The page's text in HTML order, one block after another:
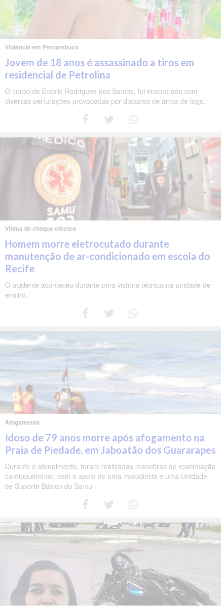
Violência em Pernambuco
Jovem de 18 anos é assassinado a tiros em
residencial de Petrolina
O corpo de Ercolis Rodrigues dos Santos, foi encontrado com
diversas perfurações provocadas por disparos de arma de fogo.
Vítima de choque elétrico
Homem morre eletrocutado durante
manutenção de ar-condicionado em escola do
Recife
O acidente aconteceu durante uma vistoria técnica na unidade de
ensino.
Afogamento
Idoso de 79 anos morre após afogamento na
Praia de Piedade, em Jaboatão dos Guararapes
Durante o atendimento, foram realizadas manobras de reanimação
cardiopulmonar, com o apoio de uma motolância e uma Unidade
de Suporte Básico do Samu